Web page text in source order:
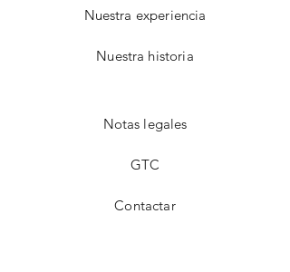
Nuestra experiencia
Nuestra historia
Notas legales
GTC
Contactar